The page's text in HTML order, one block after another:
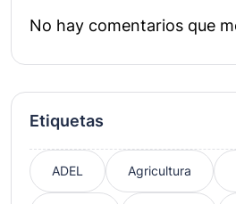
No hay comentarios que
Etiquetas
ADEL Agricultura